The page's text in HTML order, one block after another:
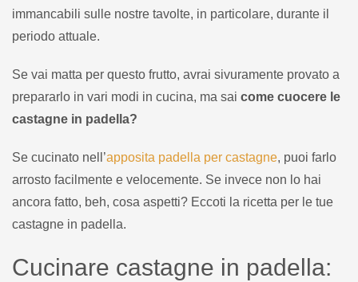
immancabili sulle nostre tavolte, in particolare, durante il
periodo attuale.
Se vai matta per questo frutto, avrai sivuramente provato a
prepararlo in vari modi in cucina, ma sai come cuocere le
castagne in padella?
Se cucinato nell’apposita padella per castagne, puoi farlo
arrosto facilmente e velocemente. Se invece non lo hai
ancora fatto, beh, cosa aspetti? Eccoti la ricetta per le tue
castagne in padella.
Cucinare castagne in padella: